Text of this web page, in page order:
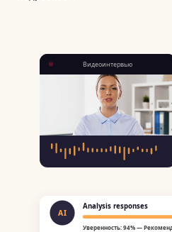
Видеоинтервью
AI
Analysis responses
Уверенность: 94% —